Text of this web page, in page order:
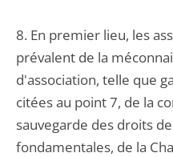
8. En premier lieu, les
prévalent de la
d'association, telle que
citées au point 7, de la
sauvegarde des droits
fondamentales, de la